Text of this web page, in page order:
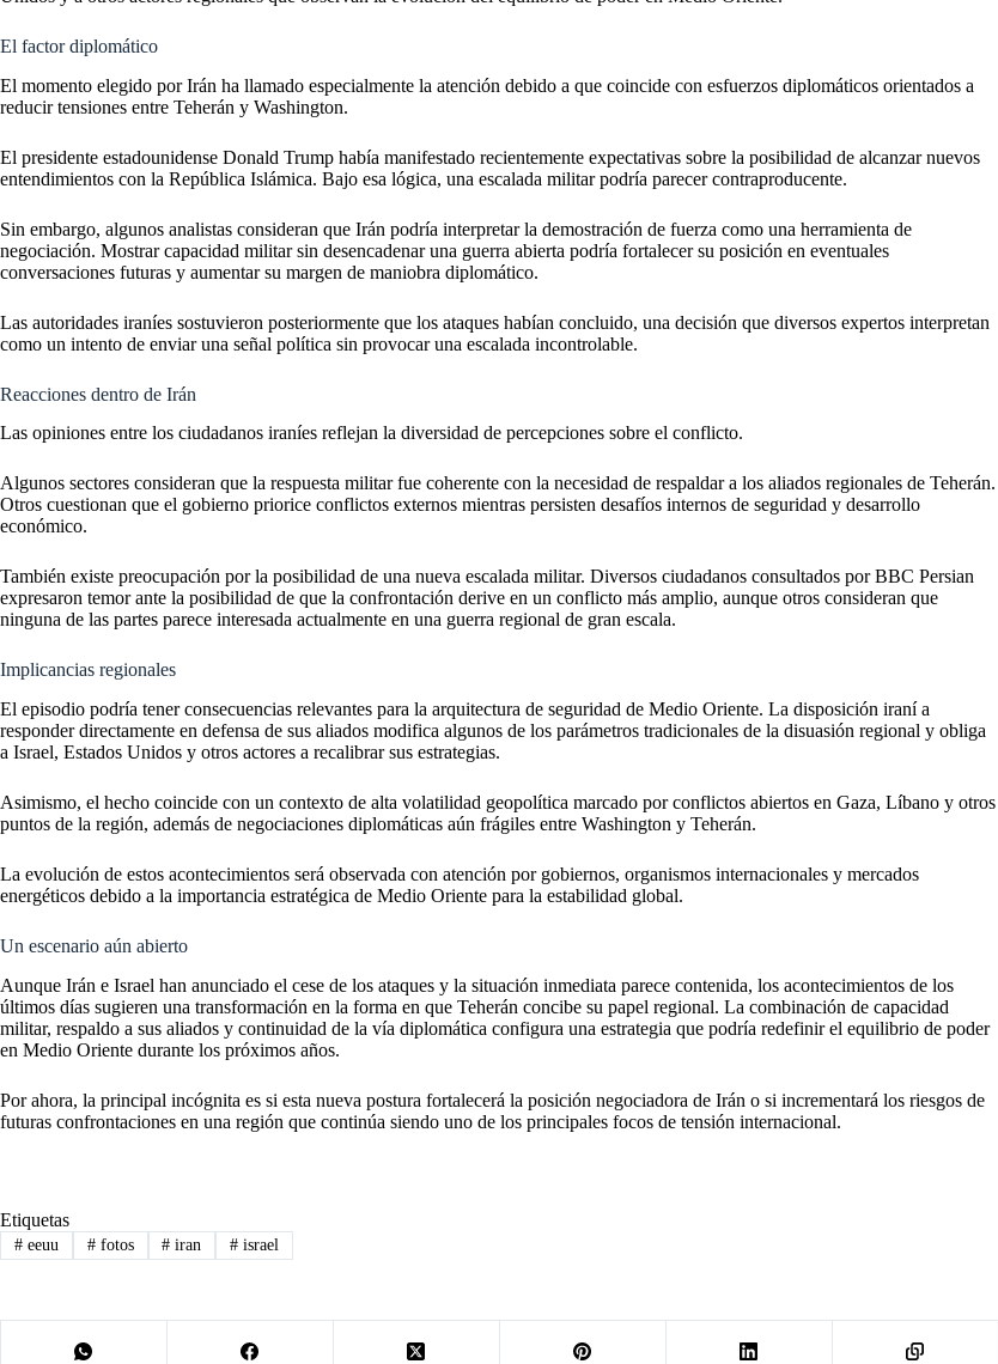
El factor diplomático
El momento elegido por Irán ha llamado especialmente la atención debido a que coincide con esfuerzos diplomáticos orientados a
reducir tensiones entre Teherán y Washington.
El presidente estadounidense Donald Trump había manifestado recientemente expectativas sobre la posibilidad de alcanzar nuevos
entendimientos con la República Islámica. Bajo esa lógica, una escalada militar podría parecer contraproducente.
Sin embargo, algunos analistas consideran que Irán podría interpretar la demostración de fuerza como una herramienta de
negociación. Mostrar capacidad militar sin desencadenar una guerra abierta podría fortalecer su posición en eventuales
conversaciones futuras y aumentar su margen de maniobra diplomático.
Las autoridades iraníes sostuvieron posteriormente que los ataques habían concluido, una decisión que diversos expertos interpretan
como un intento de enviar una señal política sin provocar una escalada incontrolable.
Reacciones dentro de Irán
Las opiniones entre los ciudadanos iraníes reflejan la diversidad de percepciones sobre el conflicto.
Algunos sectores consideran que la respuesta militar fue coherente con la necesidad de respaldar a los aliados regionales de Teherán.
Otros cuestionan que el gobierno priorice conflictos externos mientras persisten desafíos internos de seguridad y desarrollo
económico.
También existe preocupación por la posibilidad de una nueva escalada militar. Diversos ciudadanos consultados por BBC Persian
expresaron temor ante la posibilidad de que la confrontación derive en un conflicto más amplio, aunque otros consideran que
ninguna de las partes parece interesada actualmente en una guerra regional de gran escala.
Implicancias regionales
El episodio podría tener consecuencias relevantes para la arquitectura de seguridad de Medio Oriente. La disposición iraní a
responder directamente en defensa de sus aliados modifica algunos de los parámetros tradicionales de la disuasión regional y obliga
a Israel, Estados Unidos y otros actores a recalibrar sus estrategias.
Asimismo, el hecho coincide con un contexto de alta volatilidad geopolítica marcado por conflictos abiertos en Gaza, Líbano y otros
puntos de la región, además de negociaciones diplomáticas aún frágiles entre Washington y Teherán.
La evolución de estos acontecimientos será observada con atención por gobiernos, organismos internacionales y mercados
energéticos debido a la importancia estratégica de Medio Oriente para la estabilidad global.
Un escenario aún abierto
Aunque Irán e Israel han anunciado el cese de los ataques y la situación inmediata parece contenida, los acontecimientos de los
últimos días sugieren una transformación en la forma en que Teherán concibe su papel regional. La combinación de capacidad
militar, respaldo a sus aliados y continuidad de la vía diplomática configura una estrategia que podría redefinir el equilibrio de poder
en Medio Oriente durante los próximos años.
Por ahora, la principal incógnita es si esta nueva postura fortalecerá la posición negociadora de Irán o si incrementará los riesgos de
futuras confrontaciones en una región que continúa siendo uno de los principales focos de tensión internacional.
Etiquetas
#eeuu #fotos # iran # israel